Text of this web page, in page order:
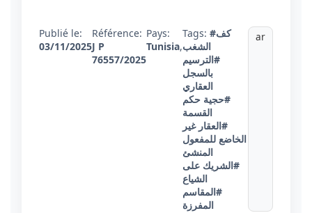
Publié le:
03/11/2025
Référence:
J P
76557/2025
Pays:
Tunisia,
Tags: #كف
الشغب
#الترسيم
بالسجل
العقاري
#حجية حكم
القسمة
#العقار غير
الخاضع للمفعول
المنشئ
#الشريك على
الشياع
#المقاسم
المفرزة
ar